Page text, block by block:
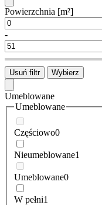
Powierzchnia [m²]
-
Usuń filtr Wybierz
Umeblowane
Umeblowane
Częściowo0
Nieumeblowane1
Umeblowane0
W pełni1